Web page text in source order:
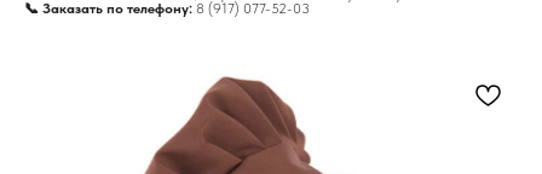
📞 Заказать по телефону: 8 (917) 077-52-03